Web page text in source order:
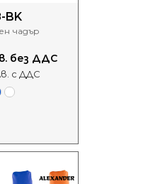
BK
чадър
без ДДС
с ДДС